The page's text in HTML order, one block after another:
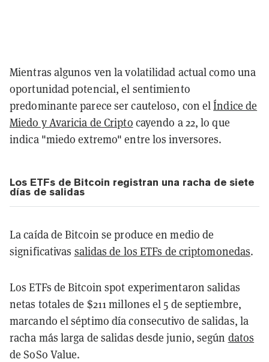
Mientras algunos ven la volatilidad actual como una
oportunidad potencial, el sentimiento
predominante parece ser cauteloso, con elÍndice de
Miedo y Avaricia de Cripto cayendo a 22, lo que
indica "miedo extremo" entre los inversores.
Los ETFs de Bitcoin registran una racha de siete
días de salidas
La caída de Bitcoin se produce en medio de
significativas salidas de los ETFs de criptomonedas.
Los ETFs de Bitcoin spot experimentaron salidas
netas totales de $211 millones el 5 de septiembre,
marcando el séptimo día consecutivo de salidas, la
racha más larga de salidas desde junio, según datos
de SoSo Value.